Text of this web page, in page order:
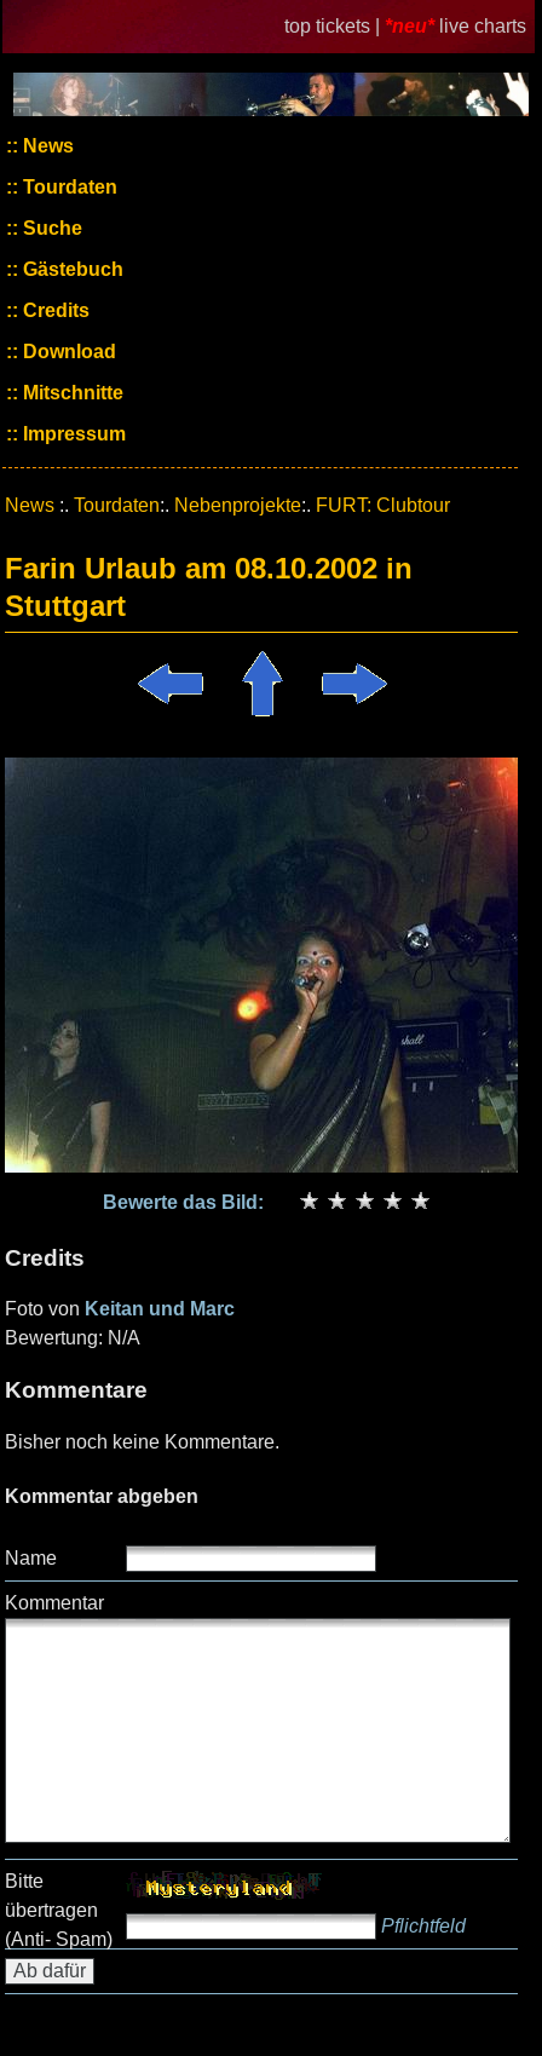
top tickets | *neu* live charts
News
Tourdaten
Suche
Gästebuch
Credits
Download
Mitschnitte
Impressum
News :. Tourdaten:. Nebenprojekte:. FURT: Clubtour
Farin Urlaub am 08.10.2002 in
Stuttgart
Bewerte das Bild:
Credits
Foto von Keitan und Marc
Bewertung: N/A
Kommentare
Bisher noch keine Kommentare.
Kommentar abgeben
Name
Kommentar
Bitte
übertragen
(Anti- Spam)
Pflichtfeld